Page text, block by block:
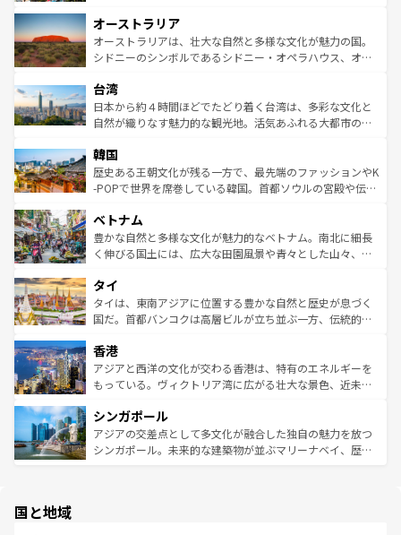
部のニューオーリンズでは、音楽と美食が融合した独特の
文化が魅力。旅行者はアメリカの各地域で異なる魅力を楽
しみながら、その多様性と豊かな歴史を感じることができ
ならではの贅沢な旅のスタイルだ。 なお、新着のアメリカ
情報はコンテンツ一覧を参照してほしい。
ワイ島は見逃せない。また、定番の観光地といえばオアフ
島だが、静かな自然を求めるならマウイ島やカウアイ島が
おすすめ。エメラルドグリーンに輝く海をはじめ、豊かな
れるおもてなしの心で訪れる人々を迎えてくれるハワイの
人々、おいしいローカルフードやハワイアンミュージッ
ク、伝統的なフラダンスなど、すべてがハワイの魅力を彩
ワイを、存分に味わってほしい。 なお、新着のハワイ情報
はコンテンツ一覧を参照してほしい。
オーストラリア
オーストラリアは、壮大な自然と多様な文化が魅力の国。
シドニーのシンボルであるシドニー・オペラハウス、オー
リアリーフや大陸中央部にそびえるウルル（エアーズロッ
ク）、タスマニアの美しい原生林やケアンズの熱帯雨林な
ど、見どころがたくさん。また、カフェやワイン、オージ
いる。アクティビティも充実しており、サーフィンやダイ
ビング、ハイキングなど、アウトドア好きにはたまらな
い。オーストラリアの多彩な魅力を存分に味わいつくそ
参照してほしい。
台湾
日本から約４時間ほどでたどり着く台湾は、多彩な文化と
自然が織りなす魅力的な観光地。活気あふれる大都市の台
ン）、静ひつな山岳地帯である台湾東部など、都市の喧騒
と山間の静けさが共存しており、訪れる人に新しい発見と
驚きをもたらしてくれる。また、奥深い台湾の食文化も魅
容にもいいと評判のスイーツなど、バラエティ豊かな料理
が味わえる。 なお、新着の台湾情報は コンテンツ一覧を参
照してほしい。
韓国
歴史ある王朝文化が残る一方で、最先端のファッションやK
-POPで世界を席巻している韓国。首都ソウルの宮殿や伝統
き、地方に足を延ばせば四季折々の自然美を楽しむことが
できる。そして、キムチや焼肉、絶品のストリートフード
まで、さまざまな韓国料理が待っている。夜には、韓国な
リティに包まれながら、韓国の多彩な魅力を心ゆくまで味
わってみてほしい。 なお、新着の韓国情報はコンテンツ一
覧を参照してほしい。
ベトナム
豊かな自然と多様な文化が魅力的なベトナム。南北に細長
く伸びる国土には、広大な田園風景や青々とした山々、世
急速な発展と共に伝統が息づく。ハノイの古い町並みやホ
ーチミン市のフランス統治時代の建物も、独特の雰囲気を
醸し出している。また、バラエティの豊かさとおいしさで
とつ。フォーやバインミー、ベトナムコーヒーなどは、ぜ
ひ現地で味わいたい。どの地域を訪れてもあたたかい人々
が旅行者を迎えてくれるので、きっと忘れられない旅にな
参照してほしい。
タイ
タイは、東南アジアに位置する豊かな自然と歴史が息づく
国だ。首都バンコクは高層ビルが立ち並ぶ一方、伝統的な
の活気が交差している。北部ではチェンマイなどの山岳地
帯で自然と触れ合い、南部ではプーケットやクラビの美し
いビーチでリゾート気分を楽しむことができる。タイ料理
激する。気候は一年中温暖で、どの季節にも異なる楽しみ
が待っている。親しみやすいタイの人々、仏教を中心とし
た文化、そして多様な観光資源が、訪れる旅人を魅了し続
香港
アジアと西洋の文化が交わる香港は、特有のエネルギーを
もっている。ヴィクトリア湾に広がる壮大な景色、近未来
み、どこを訪れても感動するはず。観光スポットが密集し
ており、効率よく見どころを回れるのも魅力。息をのむよ
うな絶景から文化的な体験まで、香港を存分に楽しみ尽く
シンガポール
アジアの交差点として多文化が融合した独自の魅力を放つ
シンガポール。未来的な建築物が並ぶマリーナベイ、歴史
国と地域